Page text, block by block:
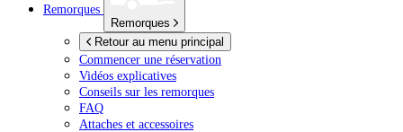
Remorques
Remorques
Retour au menu principal
Commencer une réservation
Vidéos explicatives
Conseils sur les remorques
FAQ
Attaches et accessoires